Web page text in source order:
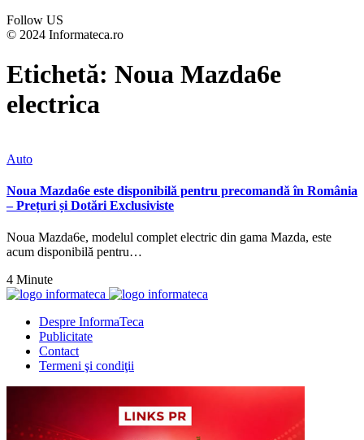
Follow US
© 2024 Informateca.ro
Etichetă: Noua Mazda6e
electrica
Auto
Noua Mazda6e este disponibilă pentru precomandă în România
– Prețuri și Dotări Exclusiviste
Noua Mazda6e, modelul complet electric din gama Mazda, este
acum disponibilă pentru…
4 Minute
Despre InformaTeca
Publicitate
Contact
Termeni şi condiţii